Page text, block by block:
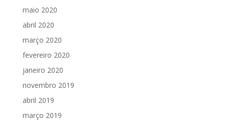
maio 2020
abril 2020
março 2020
fevereiro 2020
janeiro 2020
novembro 2019
abril 2019
março 2019